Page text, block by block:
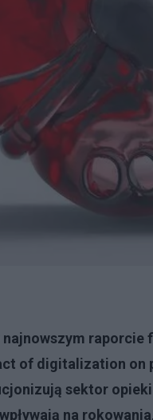
of digitalization on
sektor
na